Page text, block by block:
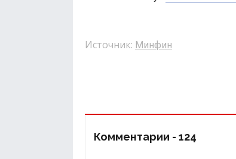
Источник: Минфин
Комментарии - 124